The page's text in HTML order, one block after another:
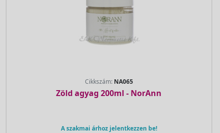
Cikkszám: NA065
Zöld agyag 200ml - NorAnn
A szakmai árhoz jelentkezzen be!